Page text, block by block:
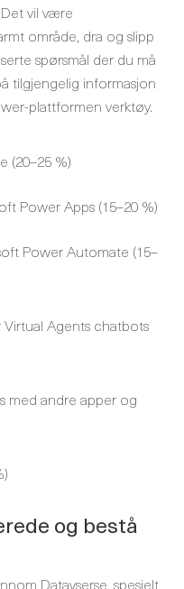
vil være
område, dra og slipp
spørsmål der du må
tilgjengelig informasjon
plattformen verktøy.
(20–25 %)
Power Apps (15–20 %)
Power Automate (15–
Agents chatbots
med andre apper og
og bestå
Datavserse, spesielt